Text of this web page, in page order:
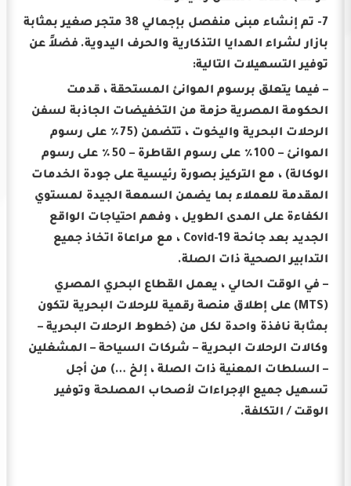
7- تم إنشاء مبنى منفصل بإجمالي 38 متجر صغير بمثابة
بازار لشراء الهدايا التذكارية والحرف اليدوية. فضلاً عن
توفير التسهيلات التالية:
– فيما يتعلق برسوم الموانئ المستحقة ، قدمت
الحكومة المصرية حزمة من التخفيضات الجاذبة لسفن
الرحلات البحرية واليخوت ، تتضمن (75٪ على رسوم
الموانئ – 100٪ على رسوم القاطرة – 50٪ على رسوم
الوكالة) ، مع التركيز بصورة رئيسية على جودة الخدمات
المقدمة للعملاء بما يضمن السمعة الجيدة لمستوي
الكفاءة على المدى الطويل ، وفهم احتياجات الواقع
الجديد بعد جائحة Covid-19 ، مع مراعاة اتخاذ جميع
التدابير الصحية ذات الصلة.
– في الوقت الحالي ، يعمل القطاع البحري المصري
(MTS) على إطلاق منصة رقمية للرحلات البحرية لتكون
بمثابة نافذة واحدة لكل من (خطوط الرحلات البحرية –
وكالات الرحلات البحرية – شركات السياحة – المشغلين
– السلطات المعنية ذات الصلة ، إلخ …) من أجل
تسهيل جميع الإجراءات لأصحاب المصلحة وتوفير
الوقت / التكلفة.